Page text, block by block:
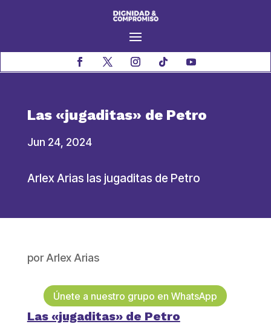
Las «jugaditas» de Petro
Jun 24, 2024
Arlex Arias las jugaditas de Petro
porArlex Arias
Únete a nuestro grupo en WhatsApp
Las «jugaditas» de Petro